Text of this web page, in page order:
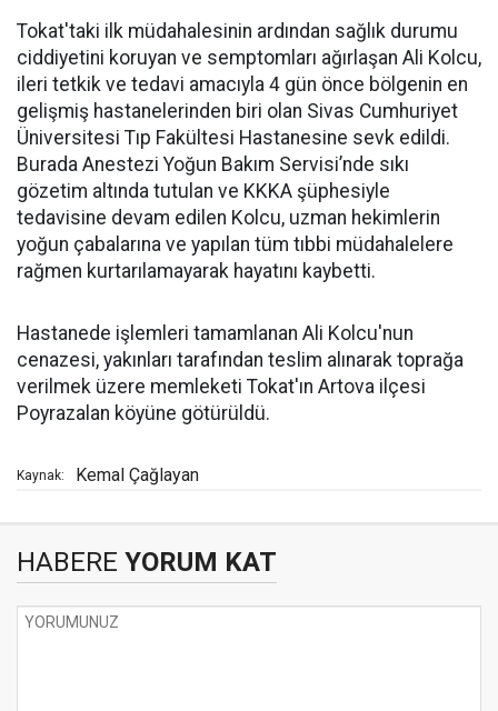
Tokat'taki ilk müdahalesinin ardından sağlık durumu
ciddiyetini koruyan ve semptomları ağırlaşan Ali Kolcu,
ileri tetkik ve tedavi amacıyla 4 gün önce bölgenin en
gelişmiş hastanelerinden biri olan Sivas Cumhuriyet
Üniversitesi Tıp Fakültesi Hastanesine sevk edildi.
Burada Anestezi Yoğun Bakım Servisi’nde sıkı
gözetim altında tutulan ve KKKA şüphesiyle
tedavisine devam edilen Kolcu, uzman hekimlerin
yoğun çabalarına ve yapılan tüm tıbbi müdahalelere
rağmen kurtarılamayarak hayatını kaybetti.
Hastanede işlemleri tamamlanan Ali Kolcu'nun
cenazesi, yakınları tarafından teslim alınarak toprağa
verilmek üzere memleketi Tokat'ın Artova ilçesi
Poyrazalan köyüne götürüldü.
Kaynak: Kemal Çağlayan
HABERE YORUM KAT